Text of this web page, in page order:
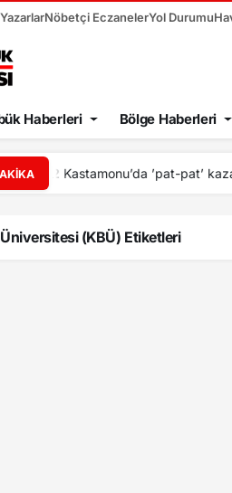
YazarlarNöbetçi EczanelerYol Durumu
Haberleri Bölge Haberleri
(KBÜ) Etiketleri